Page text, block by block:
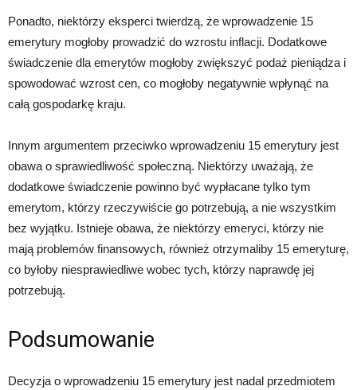
Ponadto, niektórzy eksperci twierdzą, że wprowadzenie 15
emerytury mogłoby prowadzić do wzrostu inflacji. Dodatkowe
świadczenie dla emerytów mogłoby zwiększyć podaż pieniądza i
spowodować wzrost cen, co mogłoby negatywnie wpłynąć na
całą gospodarkę kraju.
Innym argumentem przeciwko wprowadzeniu 15 emerytury jest
obawa o sprawiedliwość społeczną. Niektórzy uważają, że
dodatkowe świadczenie powinno być wypłacane tylko tym
emerytom, którzy rzeczywiście go potrzebują, a nie wszystkim
bez wyjątku. Istnieje obawa, że niektórzy emeryci, którzy nie
mają problemów finansowych, również otrzymaliby 15 emeryturę,
co byłoby niesprawiedliwe wobec tych, którzy naprawdę jej
potrzebują.
Podsumowanie
Decyzja o wprowadzeniu 15 emerytury jest nadal przedmiotem